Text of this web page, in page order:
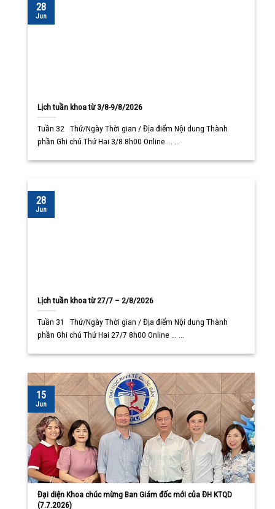
Lịch tuần khoa từ 3/8-9/8/2026
Tuần 32 Thứ/Ngày Thời gian / Địa điểm Nội dung Thành
phần Ghi chú Thứ Hai 3/8 8h00 Online ... ...
28
Jun
Lịch tuần khoa từ 27/7 – 2/8/2026
Tuần 31 Thứ/Ngày Thời gian / Địa điểm Nội dung Thành
phần Ghi chú Thứ Hai 27/7 8h00 Online ... ...
28
Jun
Đại diện Khoa chúc mừng Ban Giám đốc mới của ĐH KTQD
(7.7.2026)
15
Jun